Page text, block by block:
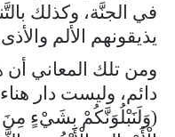
في الجنَّة، وكذلك
يذيقونهم الألم والأذى.
ومن تلك المعاني أن
دائم، وليست دار
(وَلَنَبْلُوَنَّكُمْ بِشَيْءٍ